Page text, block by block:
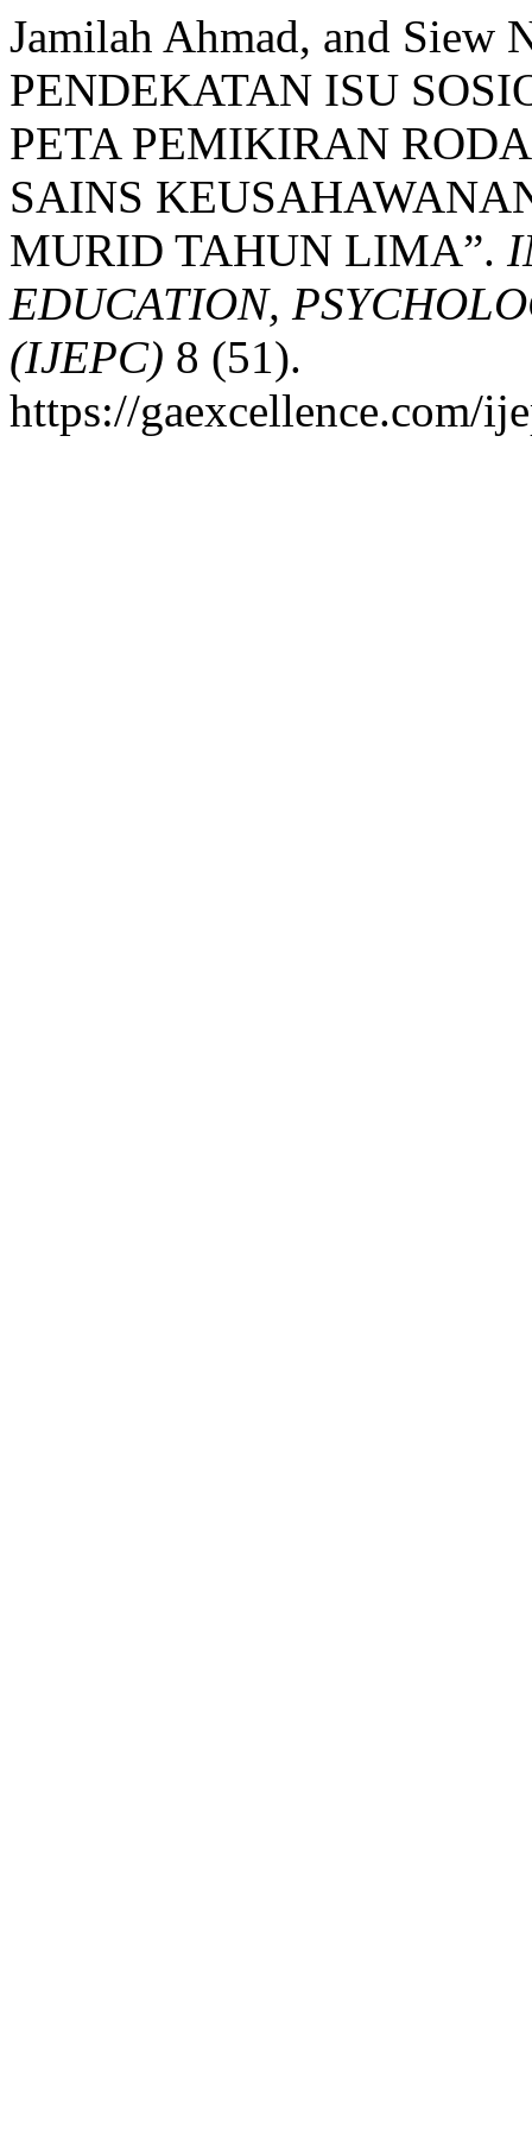
Jamilah Ahmad, and Siew
PENDEKATAN ISU
PETA PEMIKIRAN
SAINS
MURID TAHUN LIMA”.
EDUCATION,
(IJEPC) 8 (51).
https://gaexcellence.com/